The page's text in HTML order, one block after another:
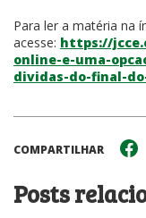
Para ler a matéria na
acesse: https://
online-e-uma-
dividas-do-final-
COMPARTILHAR
Posts